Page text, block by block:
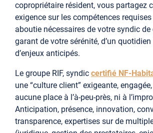
copropriétaire résident, vous partagez
exigence sur les compétences requises
aboutie nécessaires de votre syndic de
garant de votre sérénité, d’un
d’enjeux anticipés.
Le groupe RIF, syndic certifié NF-
une “culture client” exigeante,
aucune place à l’à-peu-près, ni à
Anticipation, présence, innovation,
transparence, expertises sur de